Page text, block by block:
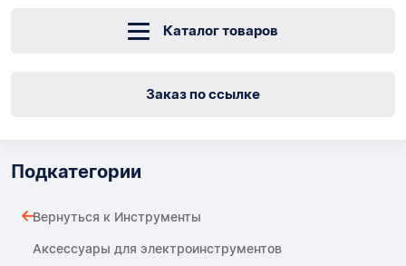
Каталог товаров
Заказ по ссылке
Подкатегории
Вернуться к Инструменты
Аксессуары для электроинструментов